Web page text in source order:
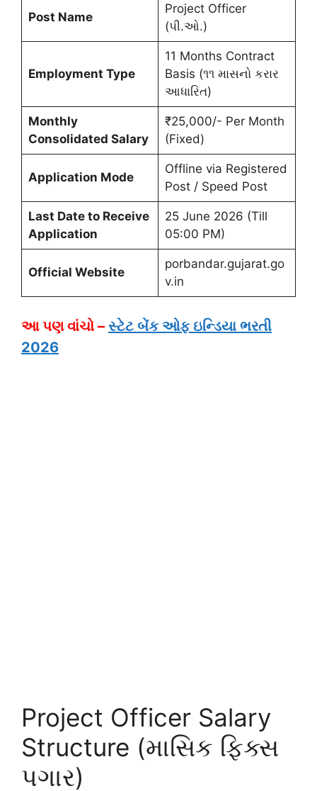
Post Name
Project Officer
(પી.ઓ.)
Employment Type
11 Months Contract
Basis (૧૧ માસનો કરાર
આધારિત)
Monthly
Consolidated Salary
₹25,000/- Per Month
(Fixed)
Application Mode
Offline via Registered
Post / Speed Post
Last Date to Receive
Application
25 June 2026 (Till
05:00 PM)
Official Website
porbandar.gujarat.go
v.in
આ પણ વાંચો – સ્ટેટ બેંક ઓફ ઇન્ડિયા ભરતી
2026
Project Officer Salary
Structure (માસિક ફિક્સ
પગાર)